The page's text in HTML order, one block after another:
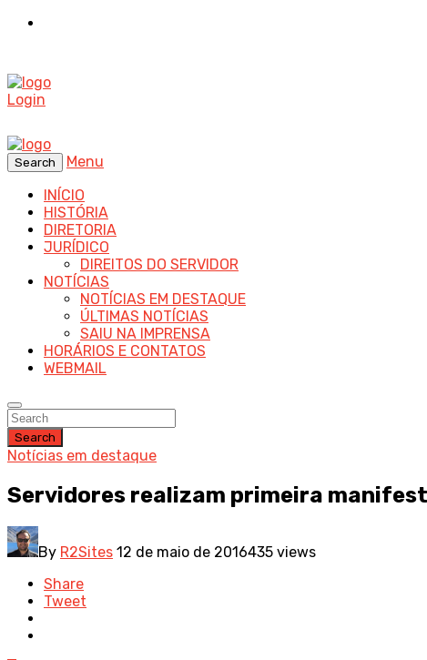
Login
Search
Menu
INÍCIO
HISTÓRIA
DIRETORIA
JURÍDICO
DIREITOS DO SERVIDOR
NOTÍCIAS
NOTÍCIAS EM DESTAQUE
ÚLTIMAS NOTÍCIAS
SAIU NA IMPRENSA
HORÁRIOS E CONTATOS
WEBMAIL
Search
Notícias em destaque
Servidores realizam primeira
By R2Sites 12 de maio de 2016435 views
Share
Tweet